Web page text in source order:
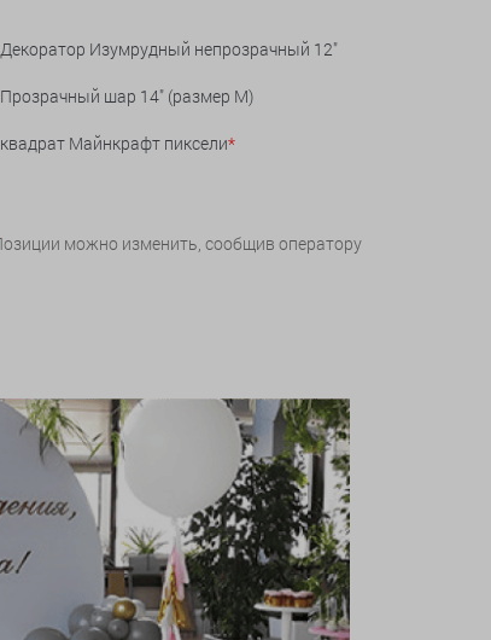
Изумрудный непрозрачный 12"
шар 14" (размер М)
Майнкрафт пиксели*
можно изменить, сообщив оператору